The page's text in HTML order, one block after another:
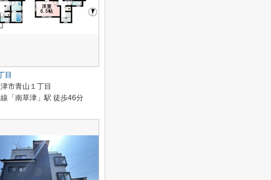
目
市青山１丁目
「南草津」駅 徒歩46分